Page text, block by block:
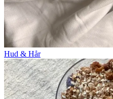
Hud & Hår